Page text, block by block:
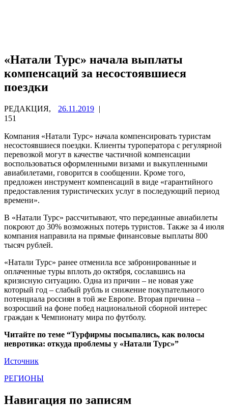
«Натали Турс» начала выплаты
компенсаций за несостоявшиеся
поездки
РЕДАКЦИЯ, 26.11.2019 |
151
Компания «Натали Турс» начала компенсировать туристам
несостоявшиеся поездки. Клиенты туроператора с регулярной
перевозкой могут в качестве частичной компенсации
воспользоваться оформленными визами и выкупленными
авиабилетами, говорится в сообщении. Кроме того,
предложен инструмент компенсаций в виде «гарантийного
предоставления туристических услуг в последующий период
времени».
В «Натали Турс» рассчитывают, что переданные авиабилеты
покроют до 30% возможных потерь туристов. Также за 4 июля
компания направила на прямые финансовые выплаты 800
тысяч рублей.
«Натали Турс» ранее отменила все забронированные и
оплаченные туры вплоть до октября, сославшись на
кризисную ситуацию. Одна из причин – не новая уже
который год – слабый рубль и снижение покупательного
потенциала россиян в той же Европе. Вторая причина –
возросший на фоне побед национальной сборной интерес
граждан к Чемпионату мира по футболу.
Читайте по теме “Турфирмы посыпались, как волосы
невротика: откуда проблемы у «Натали Турс»”
Источник
РЕГИОНЫ
Навигация по записям